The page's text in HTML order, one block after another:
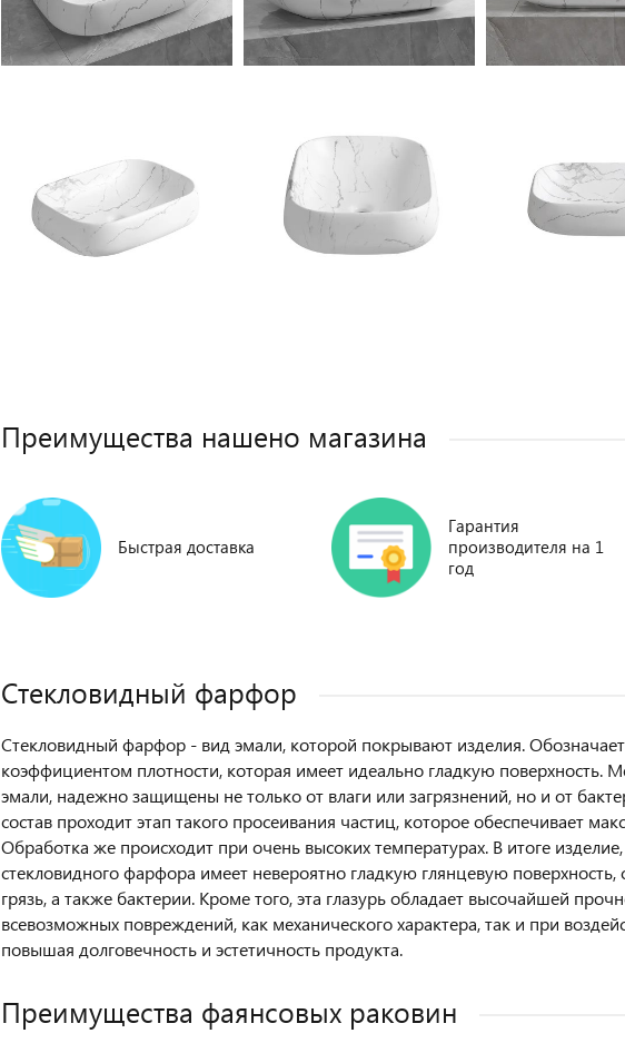
Преимущества нашено магазина
Быстрая доставка
Гарантия
производителя на 1
год
Стекловидный фарфор
Стекловидный фарфор - вид эмали, которой покрывают изделия.
коэффициентом плотности, которая имеет идеально гладкую поверхность.
эмали, надежно защищены не только от влаги или загрязнений, но и от
состав проходит этап такого просеивания частиц, которое обеспечивает
Обработка же происходит при очень высоких температурах. В итоге
стекловидного фарфора имеет невероятно гладкую глянцевую поверхность,
грязь, а также бактерии. Кроме того, эта глазурь обладает высочайшей
всевозможных повреждений, как механического характера, так и при
повышая долговечность и эстетичность продукта.
Преимущества фаянсовых раковин